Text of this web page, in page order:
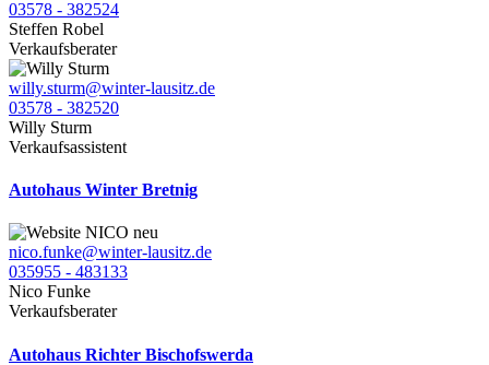
03578 - 382524
Steffen Robel
Verkaufsberater
willy.sturm@winter-lausitz.de
03578 - 382520
Willy Sturm
Verkaufsassistent
Autohaus Winter Bretnig
nico.funke@winter-lausitz.de
035955 - 483133
Nico Funke
Verkaufsberater
Autohaus Richter Bischofswerda